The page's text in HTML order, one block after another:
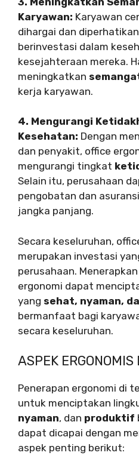
Karyawan: Karyawan
dihargai dan
berinvestasi dalam
kesejahteraan mereka.
meningkatkan
kerja karyawan.
4. Mengurangi
Kesehatan: Dengan
dan penyakit, office
mengurangi tingkat
Selain itu, perusahaan
pengobatan dan
jangka panjang.
Secara keseluruhan,
merupakan investasi
perusahaan.
ergonomi dapat
yang sehat, nyaman,
bermanfaat bagi
secara keseluruhan.
ASPEK
Penerapan ergonomi di
untuk menciptakan
nyaman, dan produktif
dapat dicapai dengan
aspek penting berikut: